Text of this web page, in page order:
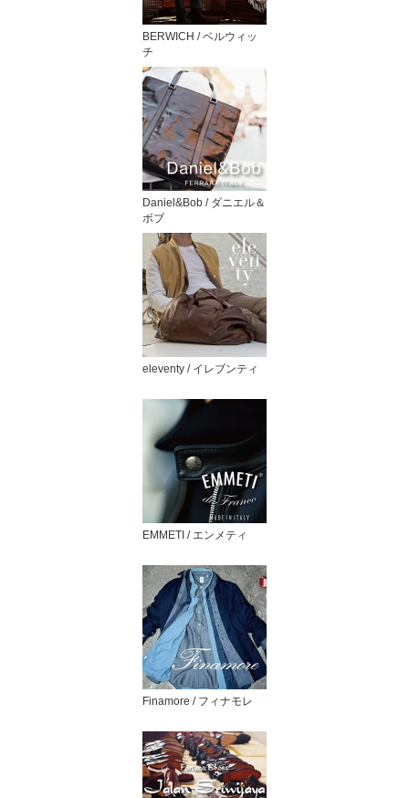
BERWICH / ベルウィッ
チ
Daniel&Bob / ダニエル＆
ボブ
eleventy / イレブンティ
EMMETI / エンメティ
Finamore / フィナモレ